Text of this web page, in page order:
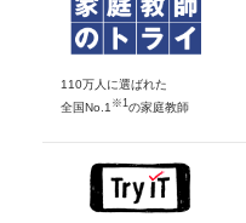
110万人に選ばれた
全国No.1 ※1 の家庭教師